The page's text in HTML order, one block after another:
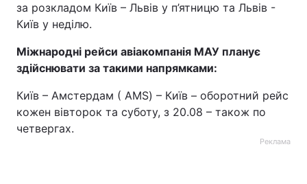
за розкладом Київ – Львів у п’ятницю та Львів -
Київ у неділю.
Міжнародні рейси авіакомпанія МАУ планує
здійснювати за такими напрямками:
Київ – Амстердам ( АMS) – Київ – оборотний рейс
кожен вівторок та суботу, з 20.08 – також по
четвергах.
Реклама